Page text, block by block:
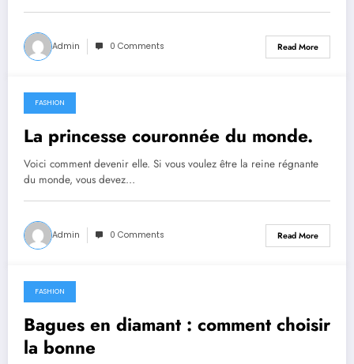
Admin 0 Comments Read More
March 26, 2023
FASHION
La princesse couronnée du monde.
Voici comment devenir elle. Si vous voulez être la reine régnante
du monde, vous devez…
Admin 0 Comments Read More
March 16, 2023
FASHION
Bagues en diamant : comment choisir
la bonne